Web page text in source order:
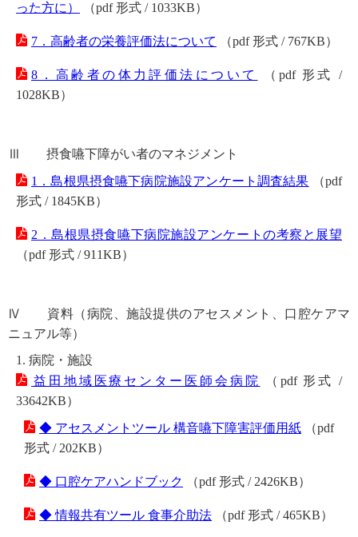
った方に）
（pdf 形式 / 1033KB）
7．高齢者の栄養評価法について （pdf 形式 / 767KB）
8．高齢者の体力評価法について
（pdf 形式 /
1028KB）
Ⅲ 摂食嚥下障がい者のマネジメント
1．島根県摂食嚥下病院施設アンケート調査結果 （pdf
形式 / 1845KB）
2．島根県摂食嚥下病院施設アンケートの考察と展望
（pdf 形式 / 911KB）
Ⅳ 資料（病院、施設提供のアセスメント、口腔ケアマ
ニュアル等）
1. 病院・施設
益田地域医療センター医師会病院
（pdf 形式 /
33642KB）
◆ アセスメントツール 構音嚥下障害評価用紙 （pdf
形式 / 202KB）
◆ 口腔ケアハンドブック （pdf 形式 / 2426KB）
◆ 情報共有ツール 食事介助法 （pdf 形式 / 465KB）